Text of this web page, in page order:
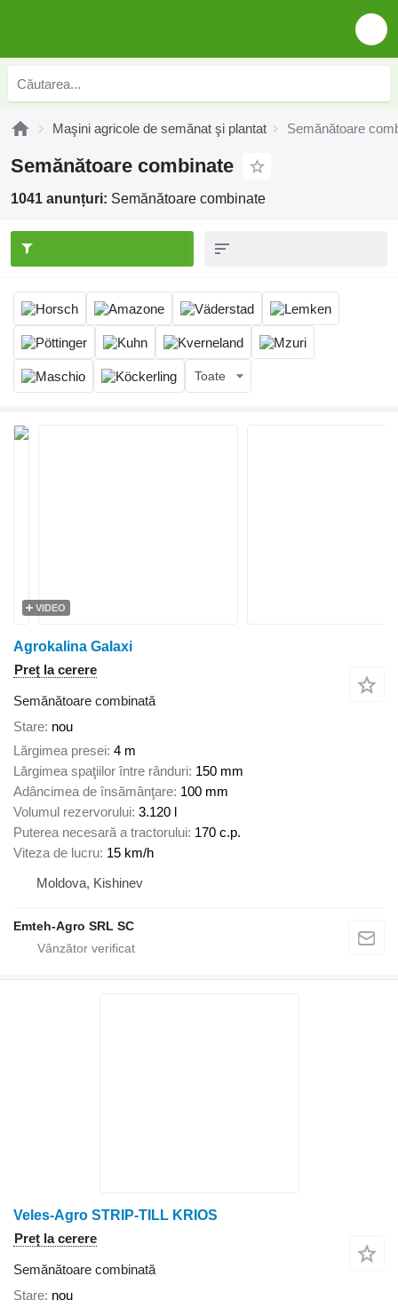
Maşini agricole de semănat şi plantat Semănătoare
Semănătoare combinate
1041 anunțuri: Semănătoare combinate
Toate
VIDEO
Agrokalina Galaxi
Preț la cerere
Semănătoare combinată
Stare nou
Lărgimea presei 4 m
Lărgimea spaţiilor între rânduri 150 mm
Adâncimea de însămânţare 100 mm
Volumul rezervorului 3.120 l
Puterea necesară a tractorului 170 c.p.
Viteza de lucru 15 km/h
Moldova, Kishinev
Emteh-Agro SRL SC
Veles-Agro STRIP-TILL KRIOS
Preț la cerere
Semănătoare combinată
Stare nou